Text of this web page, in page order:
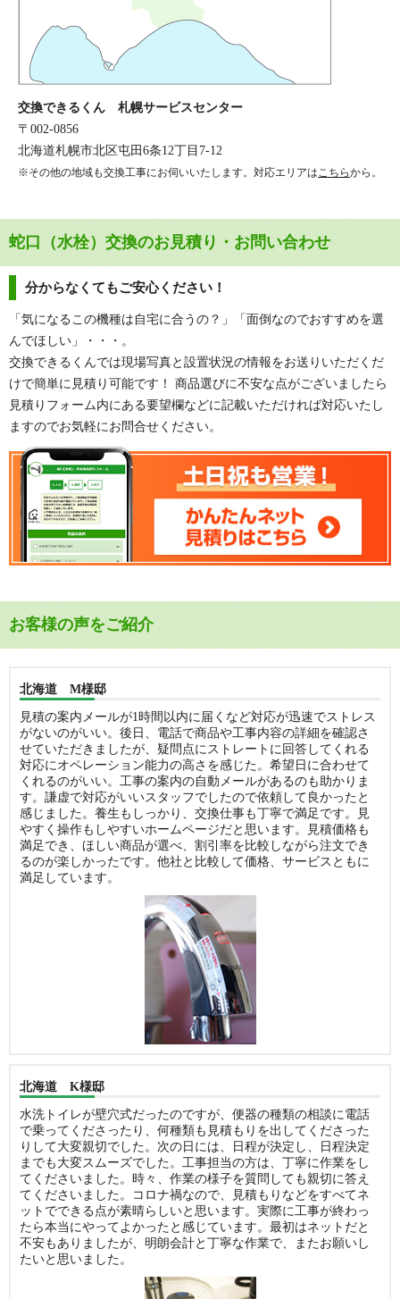
交換できるくん 札幌サービスセンター
〒002-0856
北海道札幌市北区屯田6条12丁目7-12
※その他の地域も交換工事にお伺いいたします。対応エリアはこちらから。
蛇口（水栓）交換のお見積り・お問い合わせ
分からなくてもご安心ください！
「気になるこの機種は自宅に合うの？」「面倒なのでおすすめを選
んでほしい」・・・。
交換できるくんでは現場写真と設置状況の情報をお送りいただくだ
けで簡単に見積り可能です！ 商品選びに不安な点がございましたら
見積りフォーム内にある要望欄などに記載いただければ対応いたし
ますのでお気軽にお問合せください。
お客様の声をご紹介
北海道 M様邸
見積の案内メールが1時間以内に届くなど対応が迅速でストレス
がないのがいい。後日、電話で商品や工事内容の詳細を確認さ
せていただきましたが、疑問点にストレートに回答してくれる
対応にオペレーション能力の高さを感じた。希望日に合わせて
くれるのがいい。工事の案内の自動メールがあるのも助かりま
す。謙虚で対応がいいスタッフでしたので依頼して良かったと
感じました。養生もしっかり、交換仕事も丁寧で満足です。見
やすく操作もしやすいホームページだと思います。見積価格も
満足でき、ほしい商品が選べ、割引率を比較しながら注文でき
るのが楽しかったです。他社と比較して価格、サービスともに
満足しています。
北海道 K様邸
水洗トイレが壁穴式だったのですが、便器の種類の相談に電話
で乗ってくださったり、何種類も見積もりを出してくださった
りして大変親切でした。次の日には、日程が決定し、日程決定
までも大変スムーズでした。工事担当の方は、丁寧に作業をし
てくださいました。時々、作業の様子を質問しても親切に答え
てくださいました。コロナ禍なので、見積もりなどをすべてネ
ットでできる点が素晴らしいと思います。実際に工事が終わっ
たら本当にやってよかったと感じています。最初はネットだと
不安もありましたが、明朗会計と丁寧な作業で、またお願いし
たいと思いました。